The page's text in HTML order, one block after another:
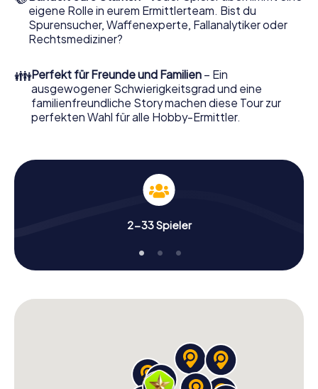
Nun fehlt Ihnen nur noch eine Kleinigkeit, um mit Ihren
Ermittlungen in Wokingham zu starten: Ihr Ticketcode!
Postfach. Jetzt starten Sie Ihren Online-Browser, geben
Ihren Code ein – und sind startklar!
Worauf warten Sie noch? Wokingham zählt auf Sie!
eigene Rolle in eurem Ermittlerteam. Bist du
Spurensucher, Waffenexperte, Fallanalytiker oder
Rechtsmediziner?
👪Perfekt für Freunde und Familien – Ein
ausgewogener Schwierigkeitsgrad und eine
familienfreundliche Story machen diese Tour zur
perfekten Wahl für alle Hobby-Ermittler.
2-33 Spieler